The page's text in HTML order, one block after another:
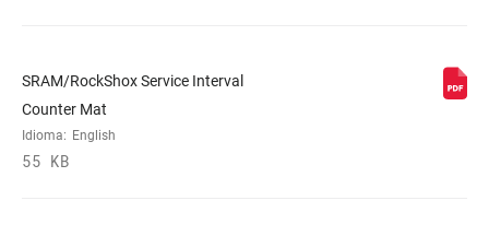
SRAM/RockShox Service Interval
Counter Mat
Idioma: English
55 KB